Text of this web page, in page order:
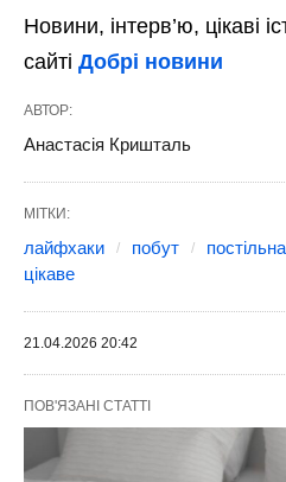
Новини, інтерв’ю, цікаві
сайті Добрі новини
АВТОР:
Анастасія Кришталь
МІТКИ:
лайфхаки побут
цікаве
21.04.2026 20:42
ПОВ'ЯЗАНІ СТАТТІ